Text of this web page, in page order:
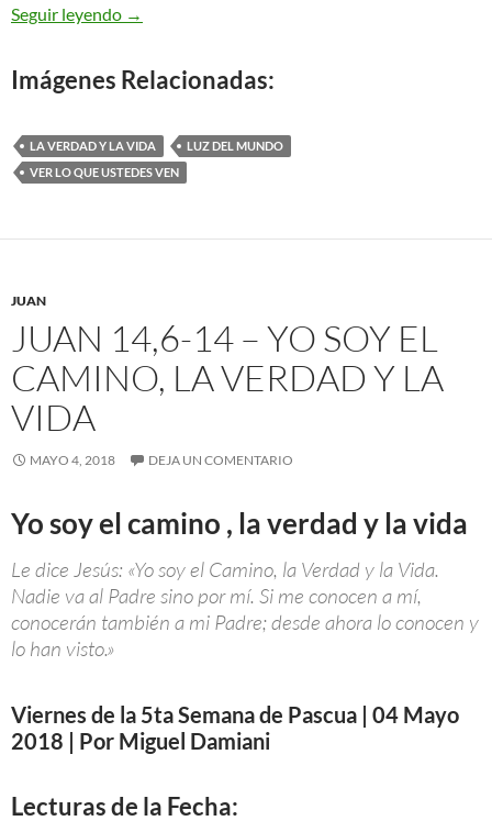
Seguir leyendo Lo estás viendo – Juan 9,1.6-9.13-17.34-38
→
Imágenes Relacionadas:
LA VERDAD Y LA VIDA
LUZ DEL MUNDO
VER LO QUE USTEDES VEN
JUAN
JUAN 14,6-14 – YO SOY EL
CAMINO, LA VERDAD Y LA
VIDA
MAYO 4, 2018 DEJA UN COMENTARIO
Yo soy el camino , la verdad y la vida
Le dice Jesús: «Yo soy el Camino, la Verdad y la Vida.
Nadie va al Padre sino por mí. Si me conocen a mí,
conocerán también a mi Padre; desde ahora lo conocen y
lo han visto.»
Viernes de la 5ta Semana de Pascua | 04 Mayo
2018 | Por Miguel Damiani
Lecturas de la Fecha: